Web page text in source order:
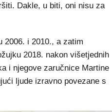
Dakle, u biti, oni nisu za
2006. i 2010., a zatim
2018. nakon višetjednih
i njegove zaručnice Martine
ljude izravno povezane s